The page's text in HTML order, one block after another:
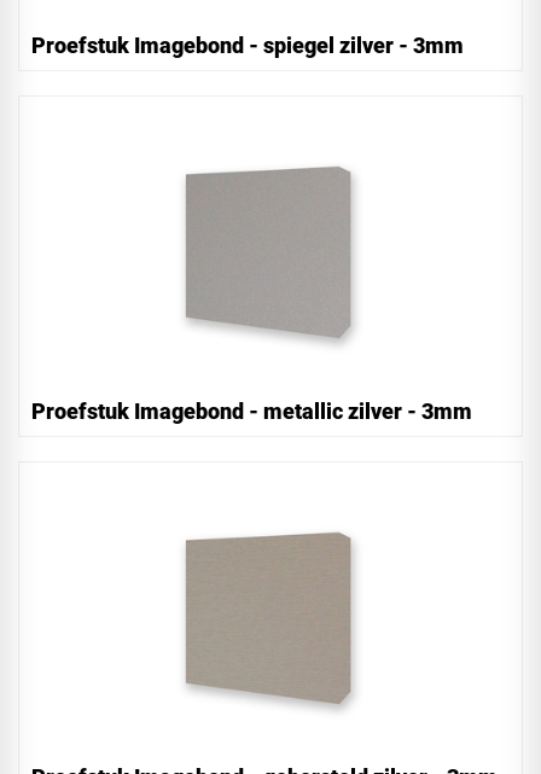
Proefstuk Imagebond - spiegel zilver - 3mm
Proefstuk Imagebond - metallic zilver - 3mm